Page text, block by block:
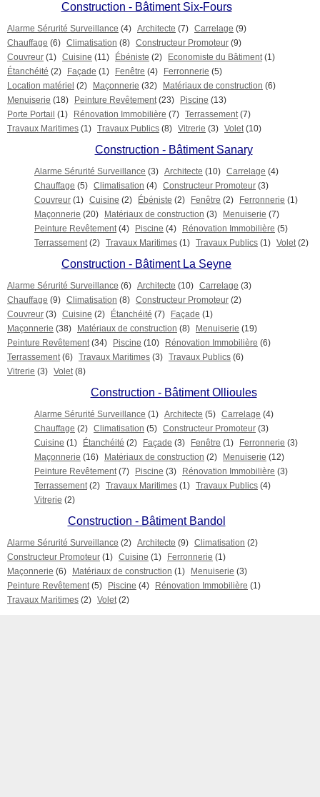
Construction - Bâtiment Six-Fours
Alarme Sérurité Surveillance (4) Architecte (7) Carrelage (9)
Chauffage (6) Climatisation (8) Constructeur Promoteur (9)
Couvreur (1) Cuisine (11) Ébéniste (2) Economiste du Bâtiment (1)
Étanchéité (2) Façade (1) Fenêtre (4) Ferronnerie (5)
Location matériel (2) Maçonnerie (32) Matériaux de construction (6)
Menuiserie (18) Peinture Revêtement (23) Piscine (13)
Porte Portail (1) Rénovation Immobilière (7) Terrassement (7)
Travaux Maritimes (1) Travaux Publics (8) Vitrerie (3) Volet (10)
Construction - Bâtiment Sanary
Alarme Sérurité Surveillance (3) Architecte (10) Carrelage (4)
Chauffage (5) Climatisation (4) Constructeur Promoteur (3)
Couvreur (1) Cuisine (2) Ébéniste (2) Fenêtre (2) Ferronnerie (1)
Maçonnerie (20) Matériaux de construction (3) Menuiserie (7)
Peinture Revêtement (4) Piscine (4) Rénovation Immobilière (5)
Terrassement (2) Travaux Maritimes (1) Travaux Publics (1) Volet (2)
Construction - Bâtiment La Seyne
Alarme Sérurité Surveillance (6) Architecte (10) Carrelage (3)
Chauffage (9) Climatisation (8) Constructeur Promoteur (2)
Couvreur (3) Cuisine (2) Étanchéité (7) Façade (1)
Maçonnerie (38) Matériaux de construction (8) Menuiserie (19)
Peinture Revêtement (34) Piscine (10) Rénovation Immobilière (6)
Terrassement (6) Travaux Maritimes (3) Travaux Publics (6)
Vitrerie (3) Volet (8)
Construction - Bâtiment Ollioules
Alarme Sérurité Surveillance (1) Architecte (5) Carrelage (4)
Chauffage (2) Climatisation (5) Constructeur Promoteur (3)
Cuisine (1) Étanchéité (2) Façade (3) Fenêtre (1) Ferronnerie (3)
Maçonnerie (16) Matériaux de construction (2) Menuiserie (12)
Peinture Revêtement (7) Piscine (3) Rénovation Immobilière (3)
Terrassement (2) Travaux Maritimes (1) Travaux Publics (4)
Vitrerie (2)
Construction - Bâtiment Bandol
Alarme Sérurité Surveillance (2) Architecte (9) Climatisation (2)
Constructeur Promoteur (1) Cuisine (1) Ferronnerie (1)
Maçonnerie (6) Matériaux de construction (1) Menuiserie (3)
Peinture Revêtement (5) Piscine (4) Rénovation Immobilière (1)
Travaux Maritimes (2) Volet (2)